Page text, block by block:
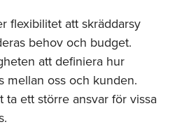
flexibilitet att skräddarsy
behov och budget.
att definiera hur
mellan oss och kunden.
ett större ansvar för vissa